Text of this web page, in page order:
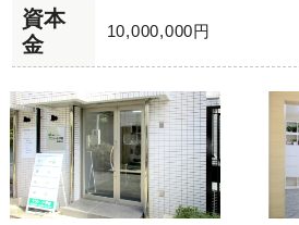
資本
金
10,000,000円